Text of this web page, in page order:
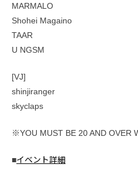
MARMALO
Shohei Magaino
TAAR
U NGSM
[VJ]
shinjiranger
skyclaps
※YOU MUST BE 20 AND OVER
■イベント詳細